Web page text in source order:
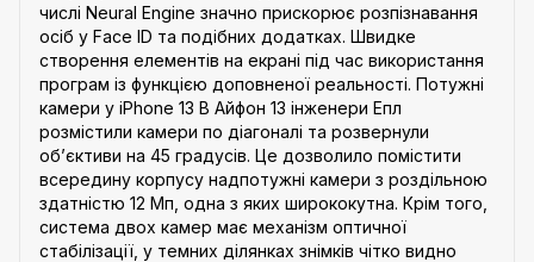
числі Neural Engine значно прискорює розпізнавання
осіб у Face ID та подібних додатках. Швидке
створення елементів на екрані під час використання
програм із функцією доповненої реальності. Потужні
камери у iPhone 13 В Айфон 13 інженери Епл
розмістили камери по діагоналі та розвернули
об’єктиви на 45 градусів. Це дозволило помістити
всередину корпусу надпотужні камери з роздільною
здатністю 12 Мп, одна з яких ширококутна. Крім того,
система двох камер має механізм оптичної
стабілізації, у темних ділянках знімків чітко видно